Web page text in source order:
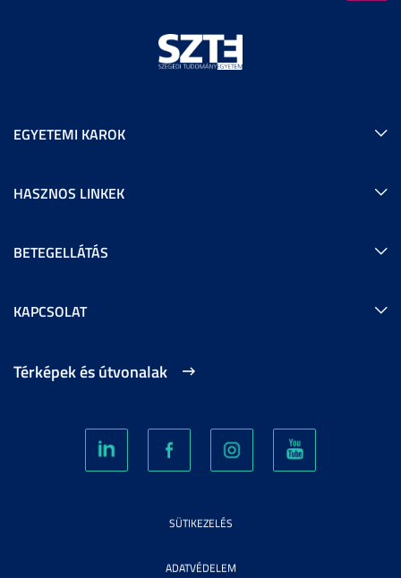
EGYETEMI KAROK
HASZNOS LINKEK
BETEGELLÁTÁS
KAPCSOLAT
Térképek és útvonalak
SÜTIKEZELÉS
ADATVÉDELEM